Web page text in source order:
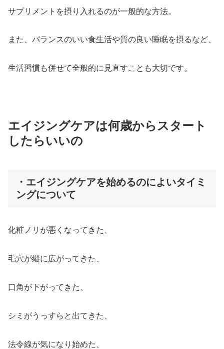
サプリメントを摂り入れるのが一般的な方法。
また、バランスのいい食生活や質の良い睡眠を摂るなど、
生活習慣も併せて全般的に見直すことも大切です。
エイジングケアは何歳からスタート
したらいいの
・エイジングケアを始めるのによいタイミ
ングについて
化粧ノリが悪くなってきた、
毛穴が縦に広がってきた、
口角が下がってきた、
シミがうっすらと出てきた、
法令線が気になり始めた、